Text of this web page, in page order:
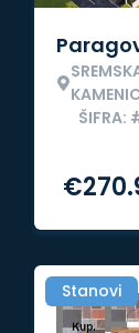
ŠIFRA:
€
Stanovi